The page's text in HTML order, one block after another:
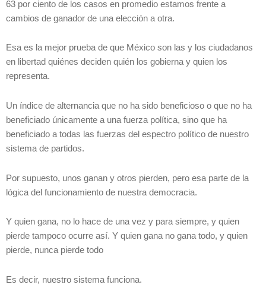
63 por ciento de los casos en promedio estamos frente a
cambios de ganador de una elección a otra.
Esa es la mejor prueba de que México son las y los ciudadanos
en libertad quiénes deciden quién los gobierna y quien los
representa.
Un índice de alternancia que no ha sido beneficioso o que no ha
beneficiado únicamente a una fuerza política, sino que ha
beneficiado a todas las fuerzas del espectro político de nuestro
sistema de partidos.
Por supuesto, unos ganan y otros pierden, pero esa parte de la
lógica del funcionamiento de nuestra democracia.
Y quien gana, no lo hace de una vez y para siempre, y quien
pierde tampoco ocurre así. Y quien gana no gana todo, y quien
pierde, nunca pierde todo
Es decir, nuestro sistema funciona.